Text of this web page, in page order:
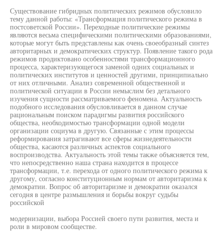
Существование гибридных политических режимов обусловило
тему данной работы: «Трансформация политического режима в
постсоветской России». Переходные политические режимы
являются весьма специфическими политическими образованиями,
которые могут быть представлены как очень своеобразный синтез
авторитарных и демократических структур. Появление такого рода
режимов продиктовано особенностями трансформационного
процесса, характеризующегося заменой одних социальных и
политических институтов и ценностей другими, принципиально
от них отличными. Анализ современной общественной и
политической ситуации в России немыслим без детального
изучения сущности рассматриваемого феномена. Актуальность
подобного исследования обусловливается в данном случае
рациональным поиском парадигмы развития российского
общества, необходимостью трансформации одной модели
организации социума в другую. Связанные с этим процессы
реформирования затрагивают все сферы жизнедеятельности
общества, касаются различных аспектов социального
воспроизводства. Актуальность этой темы также объясняется тем,
что непосредственно наша страна находится в процессе
трансформации, т.е. перехода от одного политического режима к
другому, согласно конституционным нормам от авторитаризма к
демократии. Вопрос об авторитаризме и демократии оказался
сегодня в центре размышления и борьбы вокруг судьбы
российской
модернизации, выбора Россией своего пути развития, места и
роли в мировом сообществе.